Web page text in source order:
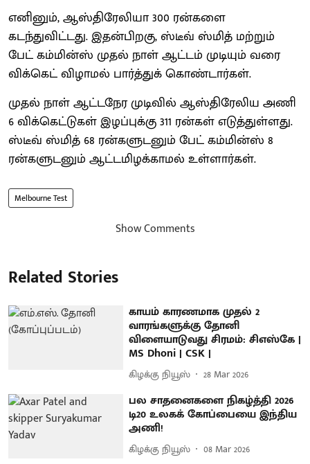
எனினும், ஆஸ்திரேலியா 300 ரன்களை
கடந்துவிட்டது. இதன்பிறகு, ஸ்டீவ் ஸ்மித் மற்றும்
பேட் கம்மின்ஸ் முதல் நாள் ஆட்டம் முடியும் வரை
விக்கெட் விழாமல் பார்த்துக் கொண்டார்கள்.
முதல் நாள் ஆட்டநேர முடிவில் ஆஸ்திரேலிய அணி
6 விக்கெட்டுகள் இழப்புக்கு 311 ரன்கள் எடுத்துள்ளது.
ஸ்டீவ் ஸ்மித் 68 ரன்களுடனும் பேட் கம்மின்ஸ் 8
ரன்களுடனும் ஆட்டமிழக்காமல் உள்ளார்கள்.
Melbourne Test
Show Comments
Related Stories
காயம் காரணமாக முதல் 2
வாரங்களுக்கு தோனி
விளையாடுவது சிரமம்: சிஎஸ்கே |
MS Dhoni | CSK |
கிழக்கு நியூஸ் 28 Mar 2026
பல சாதனைகளை நிகழ்த்தி 2026
டி20 உலகக் கோப்பையை இந்திய
அணி!
கிழக்கு நியூஸ் 08 Mar 2026